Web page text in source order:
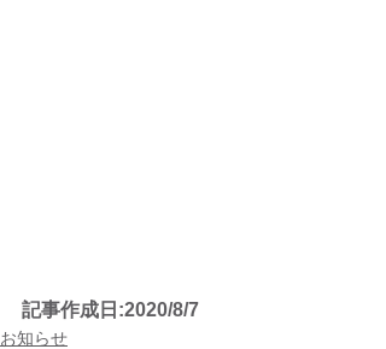
記事作成日:2020/8/7
お知らせ